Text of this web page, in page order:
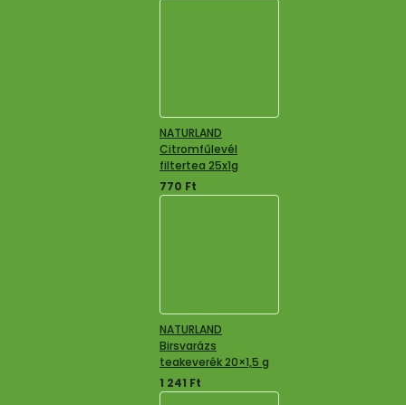
NATURLAND
Citromfűlevél
filtertea 25x1g
770 Ft
NATURLAND
Birsvarázs
teakeverék 20×1,5 g
1 241 Ft